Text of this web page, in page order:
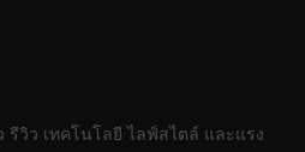
รีวิว เทคโนโลยี ไลฟ์สไตล์ และแรง